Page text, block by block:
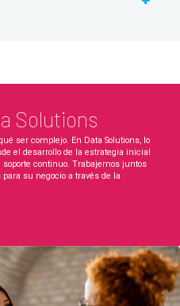
Solutions
ser complejo. En Data Solutions, lo
el desarrollo de la estrategia inicial
continuo. Trabajemos juntos
su negocio a través de la